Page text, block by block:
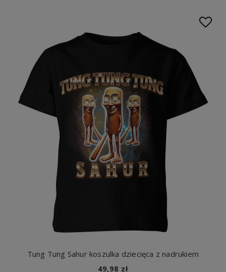
Tung Tung Sahur koszulka dziecięca z nadrukiem
49,98 zł